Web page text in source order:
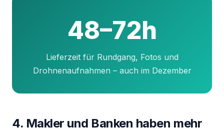
48–72h
Lieferzeit für Rundgang, Fotos und
Drohnenaufnahmen – auch im Dezember
4. Makler und Banken haben mehr